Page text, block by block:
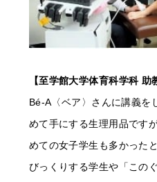
【至学館大学体育科学科 助
Bé-A〈ベア〉さんに講義を
めて手にする生理用品です
めての女子学生も多かった
びっくりする学生や「この